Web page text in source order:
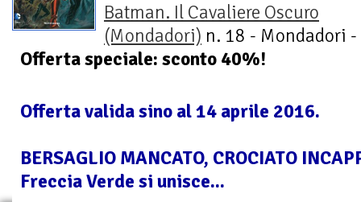
Batman. Il Cavaliere Oscuro
(Mondadori) n. 18 - Mondadori -
Offerta speciale: sconto 40%!
Offerta valida sino al 14 aprile 2016.
BERSAGLIO MANCATO, CROCIATO
Freccia Verde si unisce...